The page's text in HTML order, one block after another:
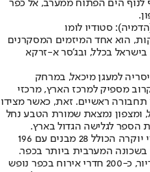
לנוף הים הפתוח ממערב, אל כפר
סטודיו לומו
הוא אחד המיזמים המסקרנים
בכלל, ובג’סר א-זרקא
למעגן מיכאל, במרחק
מספיק למרכז הארץ, מרכזי
תחבורה ראשיים. זאת, כאשר מצידו
ומצפון נמצאת שמורת הטבע נחל
הספר לגלישה הגדול בארץ.
פרויקט “טורקיז" מציע קומפלקס מגורי יוקרה הכולל 28 מבנים עם 196
דיור על שטח של כ-17,000 מ"ר בשכונה המערבית ביותר בכפר.
תוכנית המתאר כוללת כ-520 יחידות דיור, כ-200 חדרי אירוח בכפר נופש